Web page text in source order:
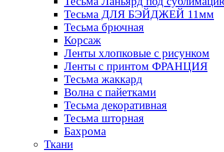
Тесьма ДЛЯ БЭЙДЖЕЙ 11мм
Тесьма брючная
Корсаж
Ленты хлопковые с рисунком
Ленты с принтом ФРАНЦИЯ
Тесьма жаккард
Волна с пайетками
Тесьма декоративная
Тесьма шторная
Бахрома
Ткани